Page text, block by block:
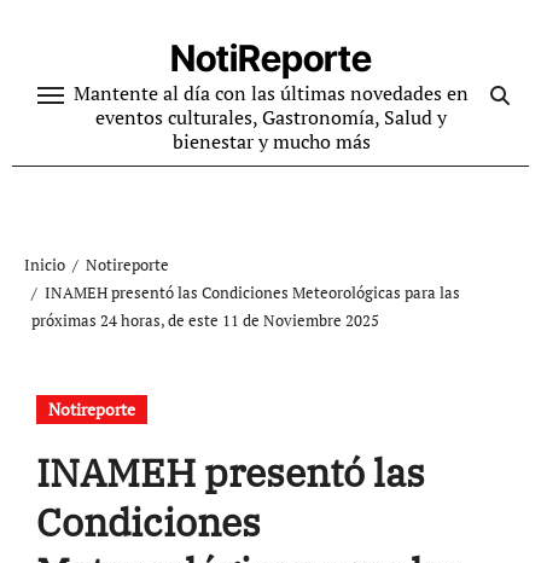
contenido
NotiReporte
Mantente al día con las últimas novedades en
eventos culturales, Gastronomía, Salud y
bienestar y mucho más
Inicio
Notireporte
INAMEH presentó las Condiciones Meteorológicas para las
próximas 24 horas, de este 11 de Noviembre 2025
Notireporte
INAMEH presentó las
Condiciones